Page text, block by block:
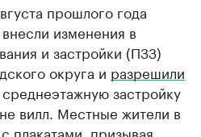
прошлого года
изменения в
и застройки (ПЗЗ)
округа и разрешили
застройку
вилл. Местные жители в
плакатами, призывая